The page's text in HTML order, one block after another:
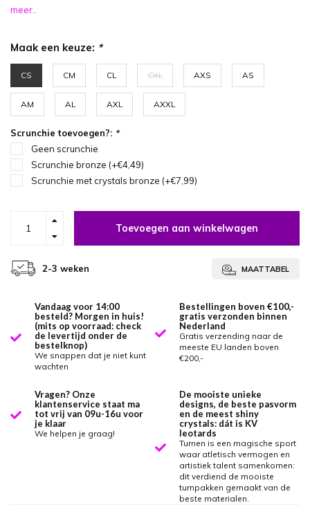
meer..
Maak een keuze: *
CS CM CL CXL AXS AS
AM AL AXL AXXL
Scrunchie toevoegen?: *
Geen scrunchie
Scrunchie bronze (+€4,49)
Scrunchie met crystals bronze (+€7,99)
Toevoegen aan winkelwagen
2-3 weken MAATTABEL
Vandaag voor 14:00
besteld? Morgen in huis!
(mits op voorraad: check
de levertijd onder de
bestelknop)
We snappen dat je niet kunt
wachten
Bestellingen boven €100,-
gratis verzonden binnen
Nederland
Gratis verzending naar de
meeste EU landen boven
€200,-
Vragen? Onze
klantenservice staat ma
tot vrij van 09u-16u voor
je klaar
We helpen je graag!
De mooiste unieke
designs, de beste pasvorm
en de meest shiny
crystals: dát is KV
leotards
Turnen is een magische sport
waar atletisch vermogen en
artistiek talent samenkomen:
dit verdiend de mooiste
turnpakken gemaakt van de
beste materialen.